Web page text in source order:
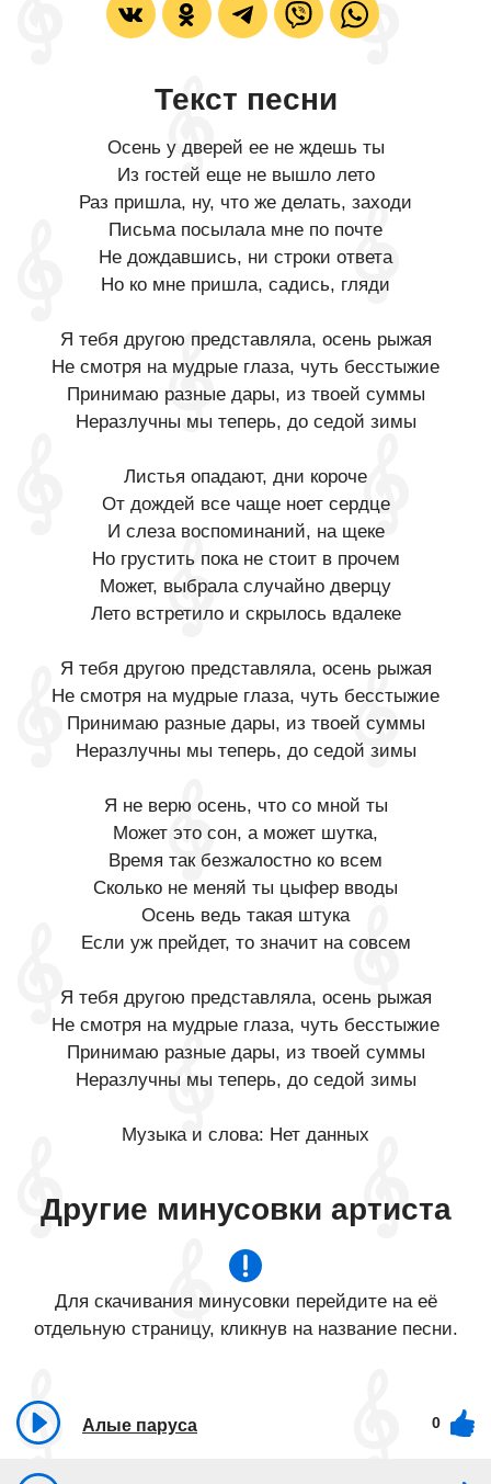
Текст песни
Осень у дверей ее не ждешь ты
Из гостей еще не вышло лето
Раз пришла, ну, что же делать, заходи
Письма посылала мне по почте
Не дождавшись, ни строки ответа
Но ко мне пришла, садись, гляди
Я тебя другою представляла, осень рыжая
Не смотря на мудрые глаза, чуть бесстыжие
Принимаю разные дары, из твоей суммы
Неразлучны мы теперь, до седой зимы
Листья опадают, дни короче
От дождей все чаще ноет сердце
И слеза воспоминаний, на щеке
Но грустить пока не стоит в прочем
Может, выбрала случайно дверцу
Лето встретило и скрылось вдалеке
Я тебя другою представляла, осень рыжая
Не смотря на мудрые глаза, чуть бесстыжие
Принимаю разные дары, из твоей суммы
Неразлучны мы теперь, до седой зимы
Я не верю осень, что со мной ты
Может это сон, а может шутка,
Время так безжалостно ко всем
Сколько не меняй ты цыфер вводы
Осень ведь такая штука
Если уж прейдет, то значит на совсем
Я тебя другою представляла, осень рыжая
Не смотря на мудрые глаза, чуть бесстыжие
Принимаю разные дары, из твоей суммы
Неразлучны мы теперь, до седой зимы
Музыка и слова: Нет данных
Другие минусовки артиста
Для скачивания минусовки перейдите на её
отдельную страницу, кликнув на название песни.
Алые паруса 0